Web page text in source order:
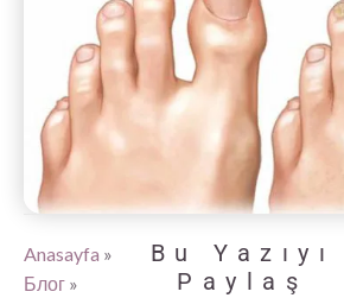
Anasayfa »
Блог »
Bu Yazıyı
Paylaş